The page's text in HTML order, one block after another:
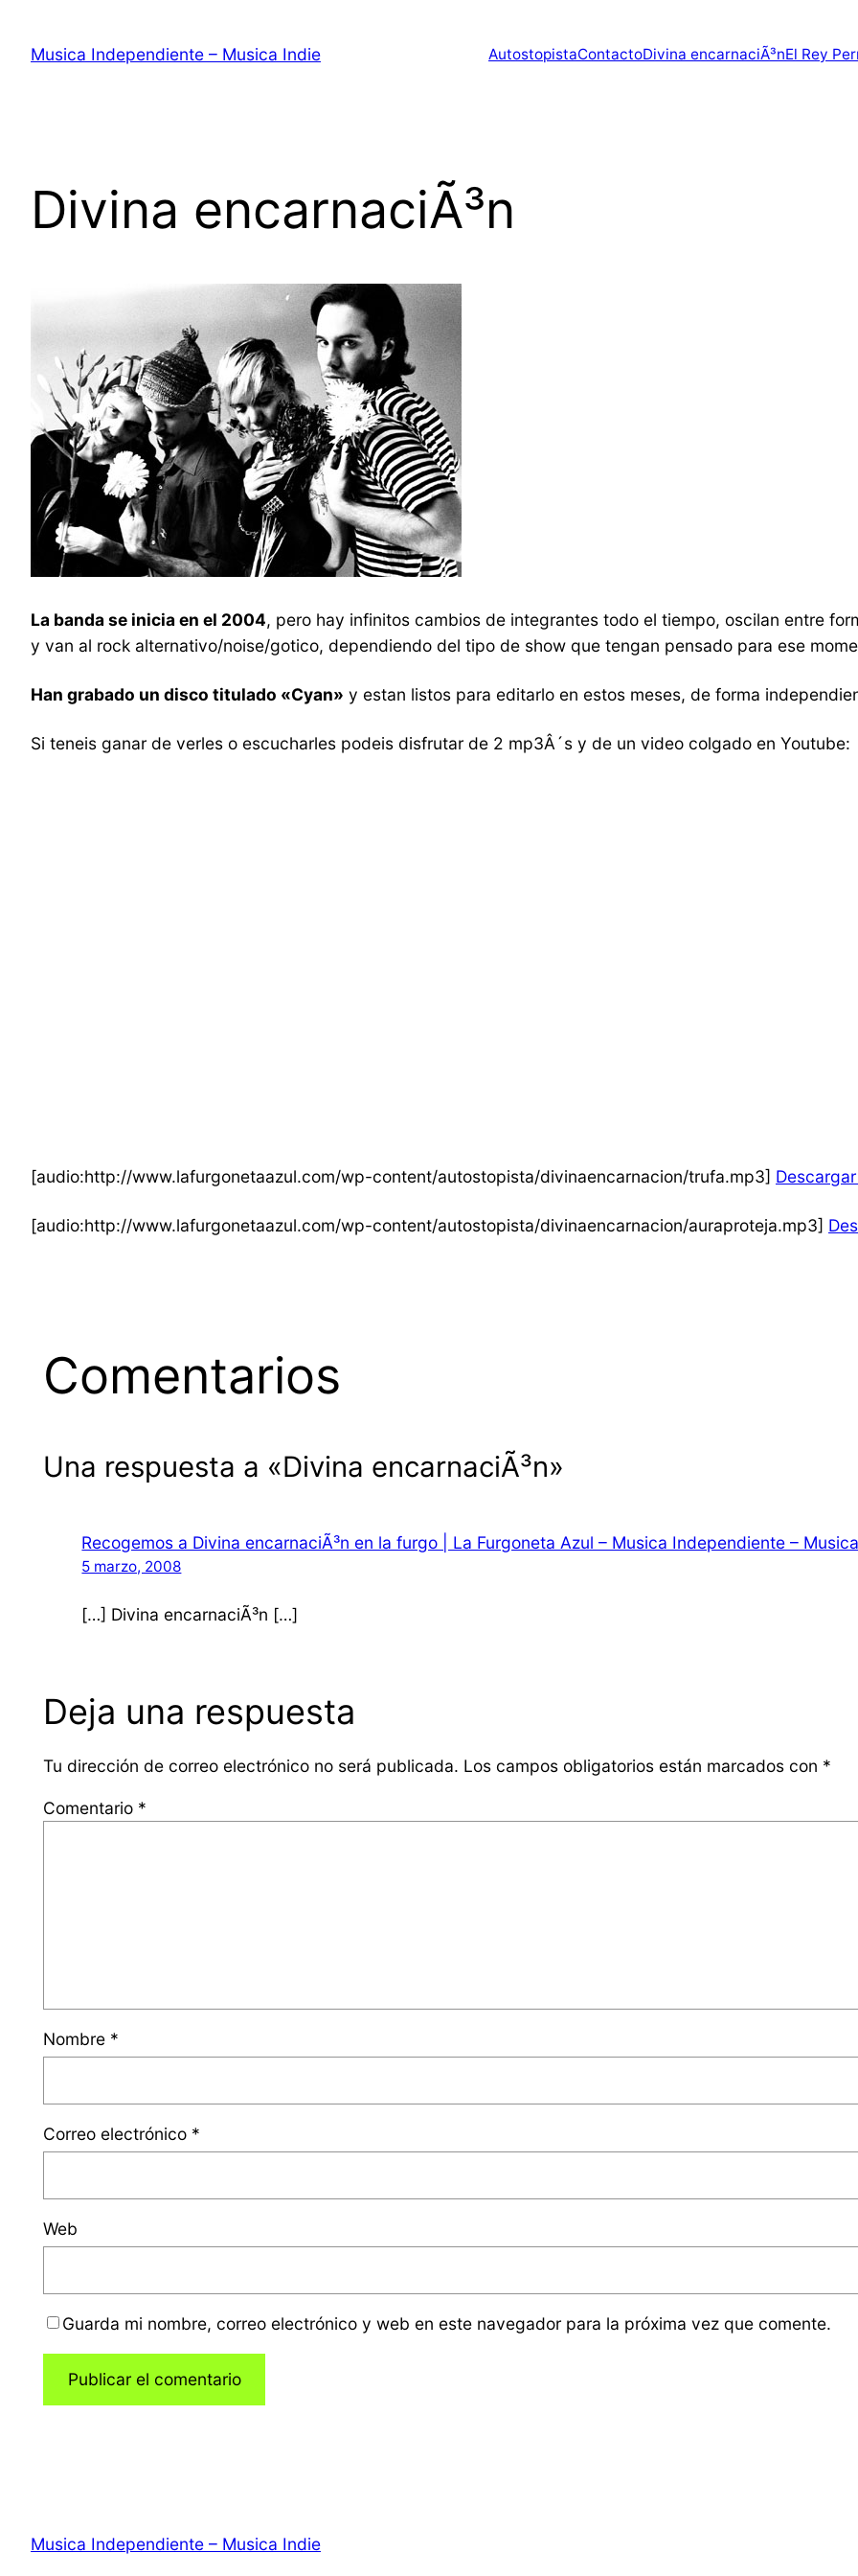
contenido
Musica Independiente – Musica Indie AutostopistaContactoDivina encarnaciÃ³nEl Rey
Divina encarnaciÃ³n
La banda se inicia en el 2004, pero hay infinitos cambios de integrantes todo el tiempo, oscilan entre
y van al rock alternativo/noise/gotico, dependiendo del tipo de show que tengan pensado para ese
Han grabado un disco titulado «Cyan» y estan listos para editarlo en estos meses, de forma
Si teneis ganar de verles o escucharles podeis disfrutar de 2 mp3Â´s y de un video colgado en Youtube:
[audio:http://www.lafurgonetaazul.com/wp-content/autostopista/divinaencarnacion/trufa.mp3]
[audio:http://www.lafurgonetaazul.com/wp-content/autostopista/divinaencarnacion/auraproteja.mp3]
Comentarios
Una respuesta a «Divina encarnaciÃ³n»
Recogemos a Divina encarnaciÃ³n en la furgo | La Furgoneta Azul – Musica Independiente –
5 marzo, 2008
[…] Divina encarnaciÃ³n […]
Deja una respuesta
Tu dirección de correo electrónico no será publicada. Los campos obligatorios están marcados con *
Comentario *
Nombre *
Correo electrónico *
Web
Guarda mi nombre, correo electrónico y web en este navegador para la próxima vez que comente.
Musica Independiente – Musica Indie